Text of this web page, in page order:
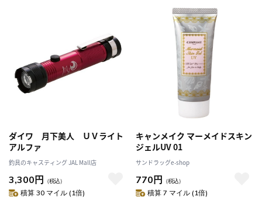
ダイワ 月下美人 ＵＶライト
アルファ
釣具のキャスティング JAL Mall店
3,300円 （税込）
積算 30 マイル (1倍)
キャンメイク マーメイドスキン
ジェルUV 01
サンドラッグe-shop
770円 （税込）
積算 7 マイル (1倍)